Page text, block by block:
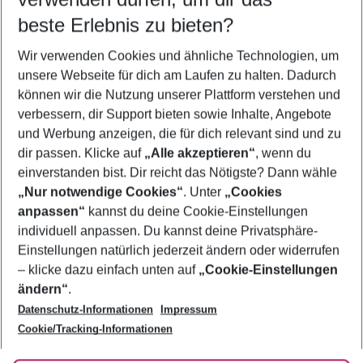
5-8 Nächte
2 Erwachsene Keine Kinder
Mehr Filter anzeigen
Footer
Footer navigation
Über uns
AGB
Bestpreisgarantie
Cookie-Einstellungen ändern
Cookie-Richtlinie
Agenturbetreuung
Barrierefreies Reisen
Folge uns
beste Erlebnis zu bieten?
Wir verwenden Cookies und ähnliche Technologien, um
unsere Webseite für dich am Laufen zu halten. Dadurch
können wir die Nutzung unserer Plattform verstehen und
verbessern, dir Support bieten sowie Inhalte, Angebote
und Werbung anzeigen, die für dich relevant sind und zu
dir passen. Klicke auf „Alle akzeptieren“, wenn du
einverstanden bist. Dir reicht das Nötigste? Dann wähle
„Nur notwendige Cookies“. Unter „Cookies
anpassen“ kannst du deine Cookie-Einstellungen
individuell anpassen. Du kannst deine Privatsphäre-
Einstellungen natürlich jederzeit ändern oder widerrufen
– klicke dazu einfach unten auf „Cookie-Einstellungen
ändern“.
Datenschutz-Informationen
Impressum
Cookie/Tracking-Informationen